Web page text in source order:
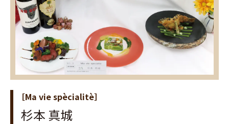
［Ma vie spècialitè］
杉本 真城